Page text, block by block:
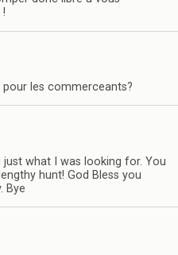
les commerceants?
just what I was looking for. You
hunt! God Bless you
Bye